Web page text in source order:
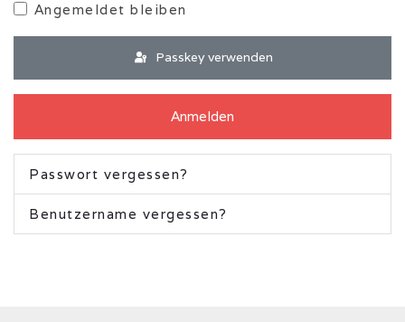
Angemeldet bleiben
Passkey verwenden
Anmelden
Passwort vergessen?
Benutzername vergessen?